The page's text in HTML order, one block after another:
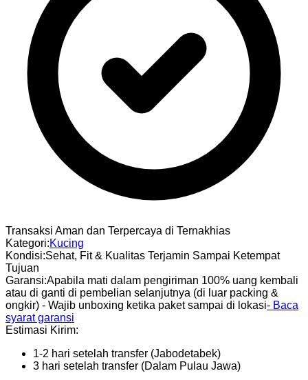
Transaksi Aman dan Terpercaya di Ternakhias
Kategori:Kucing
Kondisi:Sehat, Fit & Kualitas Terjamin Sampai Ketempat
Tujuan
Garansi:Apabila mati dalam pengiriman 100% uang kembali
atau di ganti di pembelian selanjutnya (di luar packing &
ongkir) - Wajib unboxing ketika paket sampai di lokasi- Baca
syarat garansi
Estimasi Kirim:
1-2 hari setelah transfer (Jabodetabek)
3 hari setelah transfer (Dalam Pulau Jawa)